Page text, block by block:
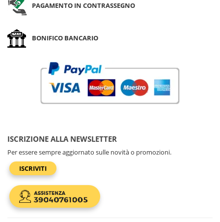
PAGAMENTO IN CONTRASSEGNO
BONIFICO BANCARIO
ISCRIZIONE ALLA NEWSLETTER
Per essere sempre aggiornato sulle novità o promozioni.
ISCRIVITI